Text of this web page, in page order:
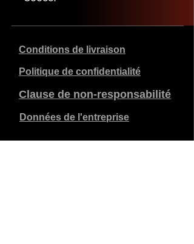
Conditions de livraison
Politique de confidentialité
Clause de non-responsabilité
Données de l'entreprise